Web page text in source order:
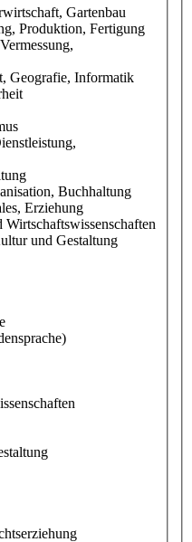
Gartenbau
Produktion, Fertigung
Geografie, Informatik
Buchhaltung
Erziehung
und Gestaltung